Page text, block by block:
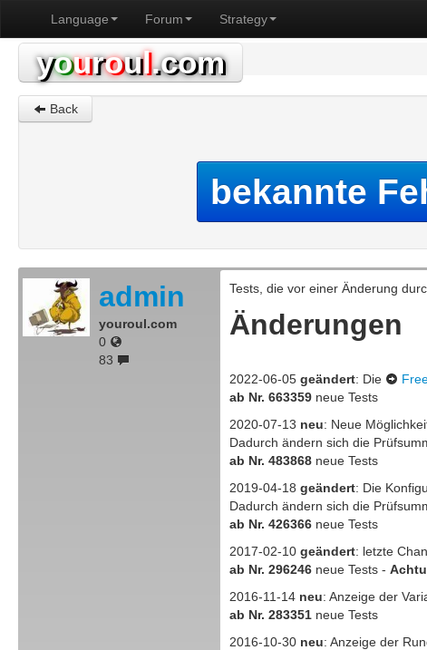
Language Forum Strategy
youroul.com
Back
bekannte
admin
youroul.com
0
83
Tests, die vor einer Änderung
Änderungen
2022-06-05geändert: Die
ab Nr. 663359neue Tests
2020-07-13 neu: Neue
Dadurch ändern sich die
ab Nr. 483868neue Tests
2019-04-18 geändert: Die
Dadurch ändern sich die
ab Nr. 426366neue Tests
2017-02-10 geändert: letzte
ab Nr. 296246neue Tests -
2016-11-14 neu: Anzeige der
ab Nr. 283351neue Tests
2016-10-30 neu: Anzeige der